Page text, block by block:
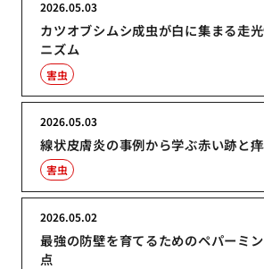
カツオブシムシ成虫が白に集まる走
ニズム
2026.05.03
害虫
線状皮膚炎の事例から学ぶ赤い跡と
2026.05.03
害虫
最強の防壁を育てるためのペパーミ
点
2026.05.02